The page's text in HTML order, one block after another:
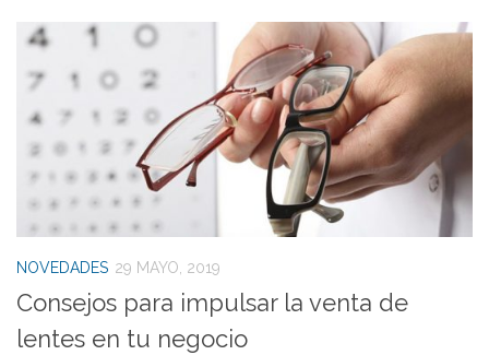
NOVEDADES 29 MAYO, 2019
Consejos para impulsar la venta de
lentes en tu negocio